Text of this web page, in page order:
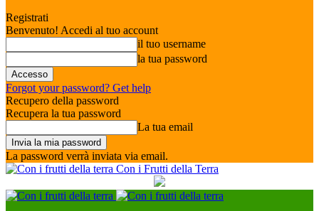
Registrati
Benvenuto! Accedi al tuo account
il tuo username
la tua password
Forgot your password? Get help
Recupero della password
Recupera la tua password
La tua email
La password verrà inviata via email.
Con i Frutti della Terra